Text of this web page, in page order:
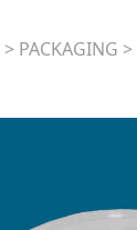
> PACKAGING >